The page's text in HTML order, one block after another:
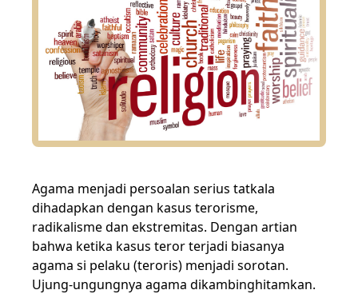
Agama menjadi persoalan serius tatkala
dihadapkan dengan kasus terorisme,
radikalisme dan ekstremitas. Dengan artian
bahwa ketika kasus teror terjadi biasanya
agama si pelaku (teroris) menjadi sorotan.
Ujung-ungungnya agama dikambinghitamkan.